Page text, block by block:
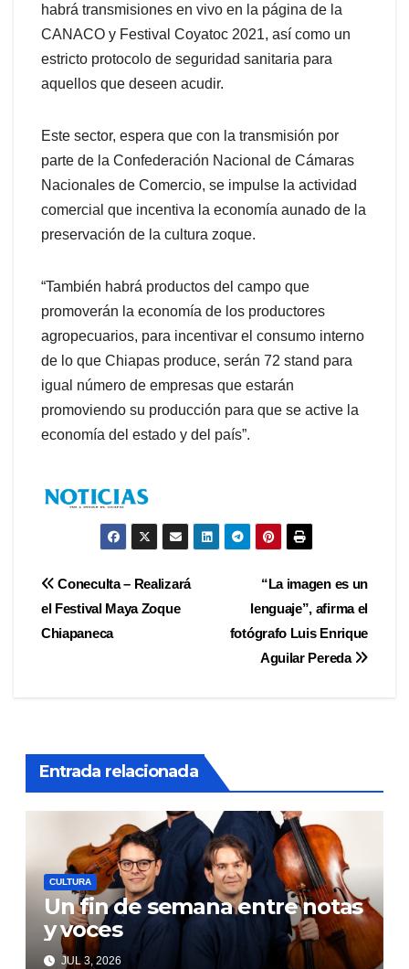
habrá transmisiones en vivo en la página de la
CANACO y Festival Coyatoc 2021, así como un
estricto protocolo de seguridad sanitaria para
aquellos que deseen acudir.
Este sector, espera que con la transmisión por
parte de la Confederación Nacional de Cámaras
Nacionales de Comercio, se impulse la actividad
comercial que incentiva la economía aunado de la
preservación de la cultura zoque.
“También habrá productos del campo que
promoverán la economía de los productores
agropecuarios, para incentivar el consumo interno
de lo que Chiapas produce, serán 72 stand para
igual número de empresas que estarán
promoviendo su producción para que se active la
economía del estado y del país”.
Navegación
de
“La imagen es un
lenguaje”, afirma el
fotógrafo Luis Enrique
Aguilar Pereda
Coneculta – Realizará
el Festival Maya Zoque
Chiapaneca
Entrada relacionada
CULTURA
Un fin de semana entre notas
y voces
JUL 3, 2026